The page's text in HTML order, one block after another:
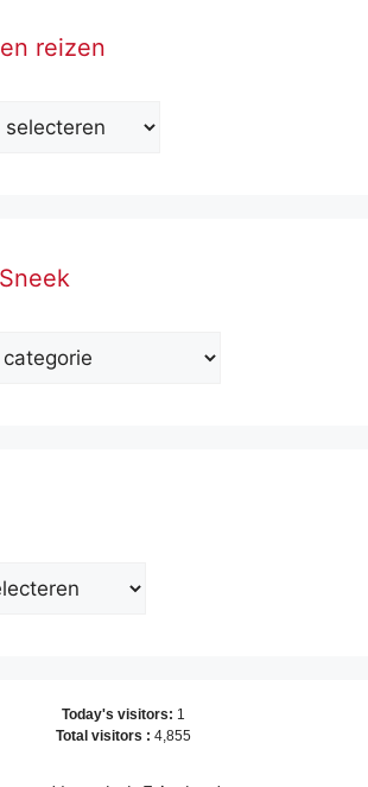
reizen
Today's visitors: 1
Total visitors : 4,855